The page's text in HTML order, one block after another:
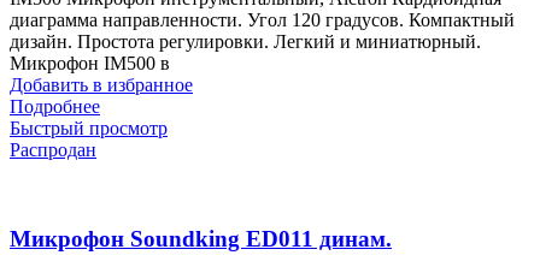
диаграмма направленности. Угол 120 градусов. Компактный
дизайн. Простота регулировки. Легкий и миниатюрный.
Микрофон IM500 в
Добавить в избранное
Подробнее
Быстрый просмотр
Распродан
Микрофон Soundking ED011 динам.